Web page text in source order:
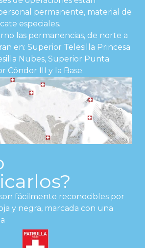
permanente, material de
especiales.
las permanencias, de norte a
en: Superior Telesilla Princesa
Nubes, Superior Punta
Cóndor III y la Base.
fácilmente reconocibles por
y negra, marcada con una